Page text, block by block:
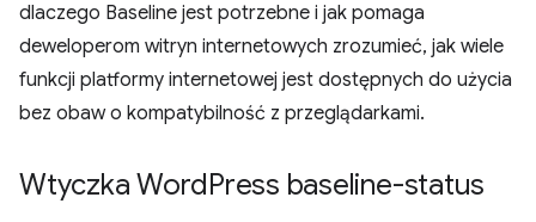
dlaczego Baseline jest potrzebne i jak pomaga
deweloperom witryn internetowych zrozumieć, jak wiele
funkcji platformy internetowej jest dostępnych do użycia
bez obaw o kompatybilność z przeglądarkami.
Wtyczka WordPress baseline-status